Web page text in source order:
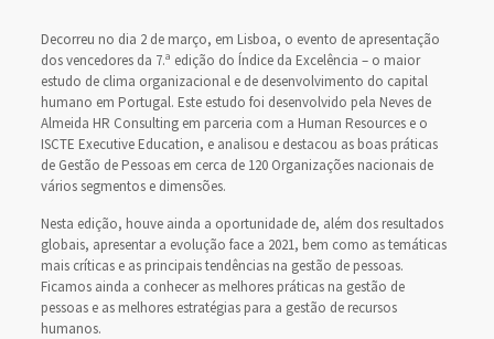
Decorreu no dia 2 de março, em Lisboa, o evento de apresentação
dos vencedores da 7.ª edição do Índice da Excelência – o maior
estudo de clima organizacional e de desenvolvimento do capital
humano em Portugal. Este estudo foi desenvolvido pela Neves de
Almeida HR Consulting em parceria com a Human Resources e o
ISCTE Executive Education, e analisou e destacou as boas práticas
de Gestão de Pessoas em cerca de 120 Organizações nacionais de
vários segmentos e dimensões.
Nesta edição, houve ainda a oportunidade de, além dos resultados
globais, apresentar a evolução face a 2021, bem como as temáticas
mais críticas e as principais tendências na gestão de pessoas.
Ficamos ainda a conhecer as melhores práticas na gestão de
pessoas e as melhores estratégias para a gestão de recursos
humanos.